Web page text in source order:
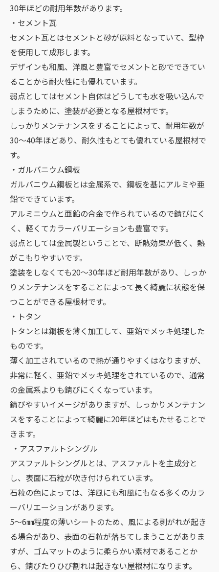
30年ほどの耐用年数があります。
・セメント瓦
セメント瓦とはセメントと砂が原料となっていて、型枠
を使用して成形します。
デザインも和風、洋風と豊富でセメントと砂でできてい
ることから耐火性にも優れています。
弱点としてはセメント自体はどうしても水を吸い込んで
しまうために、塗装が必要となる屋根材です。
しっかりメンテナンスをすることによって、耐用年数が
30～40年ほどあり、耐久性もとても優れている屋根材で
す。
・ガルバニウム鋼板
ガルバニウム鋼板とは金属系で、鋼板を基にアルミや亜
鉛でできています。
アルミニウムと亜鉛の合金で作られているので錆びにく
く、軽くてカラーバリエーションも豊富です。
弱点としては金属製ということで、断熱効果が低く、熱
がこもりやすいです。
塗装をしなくても20～30年ほど耐用年数があり、しっか
りメンテナンスをすることによって長く綺麗に状態を保
つことができる屋根材です。
・トタン
トタンとは鋼板を薄く加工して、亜鉛でメッキ処理した
ものです。
薄く加工されているので熱が通りやすくはなりますが、
非常に軽く、亜鉛でメッキ処理をされているので、通常
の金属系よりも錆びにくくなっています。
錆びやすいイメージがありますが、しっかりメンテナン
スをすることによって綺麗に20年ほどはもたせることで
きます。
・アスファルトシングル
アスファルトシングルとは、アスファルトを主成分と
し、表面に石粒が吹き付けられています。
石粒の色によっては、洋風にも和風にもなる多くのカラ
ーバリエーションがあります。
5～6㎜程度の薄いシートのため、風による剥がれが起き
る場合があり、表面の石粒が落ちてしまうことがありま
すが、ゴムマットのように柔らかい素材であることか
ら、錆びたりひび割れは起きない屋根材になります。